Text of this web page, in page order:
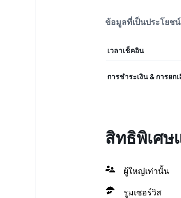
ข้อมูลที่เป็นประโยชน์
เวลาเช็คอิน
การชำระเงิน & การยกเ
สิทธิพิเศษ
ผู้ใหญ่เท่านั้น
รูมเซอร์วิส